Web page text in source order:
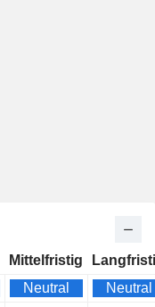
Mittelfristig
Neutral
Neutral